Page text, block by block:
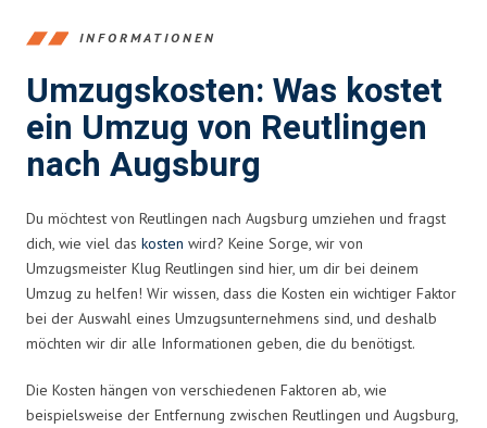
INFORMATIONEN
Umzugskosten: Was kostet
ein Umzug von Reutlingen
nach Augsburg
Du möchtest von Reutlingen nach Augsburg umziehen und fragst
dich, wie viel das kosten wird? Keine Sorge, wir von
Umzugsmeister Klug Reutlingen sind hier, um dir bei deinem
Umzug zu helfen! Wir wissen, dass die Kosten ein wichtiger Faktor
bei der Auswahl eines Umzugsunternehmens sind, und deshalb
möchten wir dir alle Informationen geben, die du benötigst.
Die Kosten hängen von verschiedenen Faktoren ab, wie
beispielsweise der Entfernung zwischen Reutlingen und Augsburg,